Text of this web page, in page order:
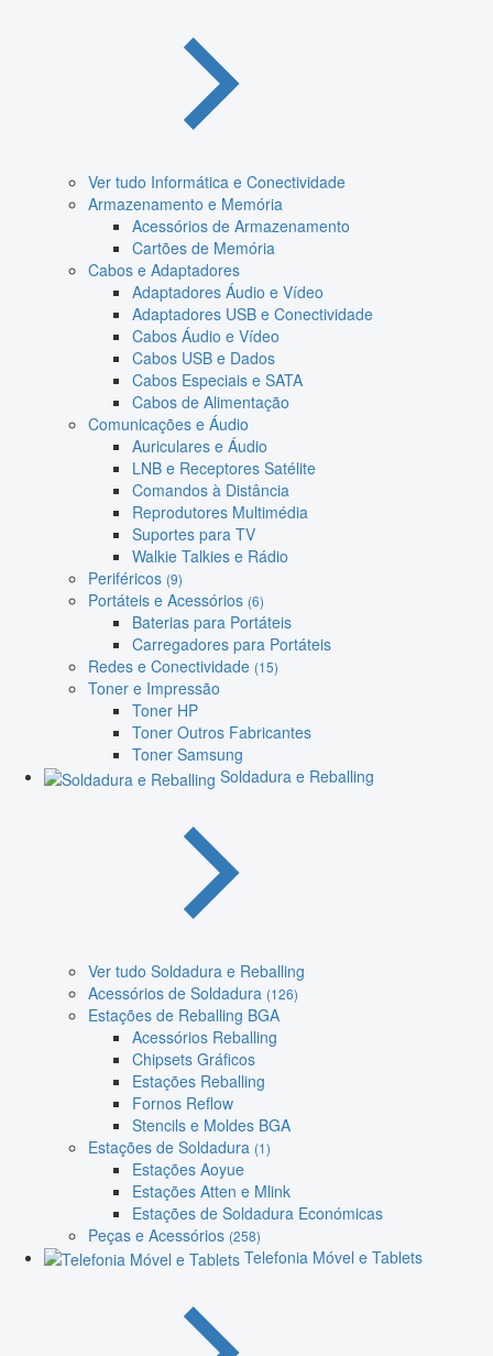
Ver tudo Informática e Conectividade
Armazenamento e Memória
Acessórios de Armazenamento
Cartões de Memória
Cabos e Adaptadores
Adaptadores Áudio e Vídeo
Adaptadores USB e Conectividade
Cabos Áudio e Vídeo
Cabos USB e Dados
Cabos Especiais e SATA
Cabos de Alimentação
Comunicações e Áudio
Auriculares e Áudio
LNB e Receptores Satélite
Comandos à Distância
Reprodutores Multimédia
Suportes para TV
Walkie Talkies e Rádio
Periféricos (9)
Portáteis e Acessórios (6)
Baterias para Portáteis
Carregadores para Portáteis
Redes e Conectividade (15)
Toner e Impressão
Toner HP
Toner Outros Fabricantes
Toner Samsung
Soldadura e Reballing
Ver tudo Soldadura e Reballing
Acessórios de Soldadura (126)
Estações de Reballing BGA
Acessórios Reballing
Chipsets Gráficos
Estações Reballing
Fornos Reflow
Stencils e Moldes BGA
Estações de Soldadura (1)
Estações Aoyue
Estações Atten e Mlink
Estações de Soldadura Económicas
Peças e Acessórios (258)
Telefonia Móvel e Tablets